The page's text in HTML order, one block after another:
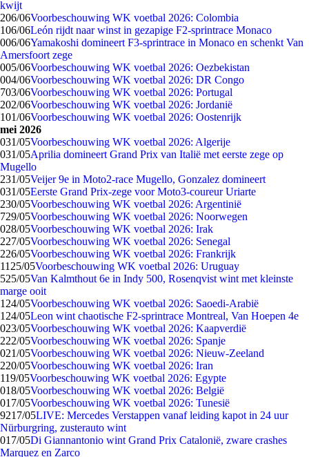
kwijt
206/06Voorbeschouwing WK voetbal 2026: Colombia
106/06León rijdt naar winst in gezapige F2-sprintrace Monaco
006/06Yamakoshi domineert F3-sprintrace in Monaco en schenkt Van
Amersfoort zege
005/06Voorbeschouwing WK voetbal 2026: Oezbekistan
004/06Voorbeschouwing WK voetbal 2026: DR Congo
703/06Voorbeschouwing WK voetbal 2026: Portugal
202/06Voorbeschouwing WK voetbal 2026: Jordanië
101/06Voorbeschouwing WK voetbal 2026: Oostenrijk
mei 2026
031/05Voorbeschouwing WK voetbal 2026: Algerije
031/05Aprilia domineert Grand Prix van Italië met eerste zege op
Mugello
231/05Veijer 9e in Moto2-race Mugello, Gonzalez domineert
031/05Eerste Grand Prix-zege voor Moto3-coureur Uriarte
230/05Voorbeschouwing WK voetbal 2026: Argentinië
729/05Voorbeschouwing WK voetbal 2026: Noorwegen
028/05Voorbeschouwing WK voetbal 2026: Irak
227/05Voorbeschouwing WK voetbal 2026: Senegal
226/05Voorbeschouwing WK voetbal 2026: Frankrijk
11 25/05Voorbeschouwing WK voetbal 2026: Uruguay
525/05Van Kalmthout 6e in Indy 500, Rosenqvist wint met kleinste
marge ooit
1 24/05Voorbeschouwing WK voetbal 2026: Saoedi-Arabië
1 24/05Leon wint chaotische F2-sprintrace Montreal, Van Hoepen 4e
023/05Voorbeschouwing WK voetbal 2026: Kaapverdië
222/05Voorbeschouwing WK voetbal 2026: Spanje
021/05Voorbeschouwing WK voetbal 2026: Nieuw-Zeeland
220/05Voorbeschouwing WK voetbal 2026: Iran
119/05Voorbeschouwing WK voetbal 2026: Egypte
018/05Voorbeschouwing WK voetbal 2026: België
017/05Voorbeschouwing WK voetbal 2026: Tunesië
9217/05LIVE: Mercedes Verstappen vanaf leiding kapot in 24 uur
Nürburgring, zusterauto wint
017/05Di Giannantonio wint Grand Prix Catalonië, zware crashes
Marquez en Zarco